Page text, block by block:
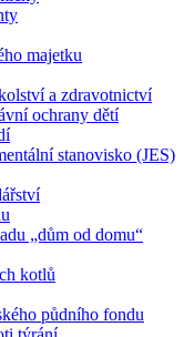
majetku
a zdravotnictví
ochrany dětí
stanovisko (JES)
„dům od domu“
kotlů
půdního fondu